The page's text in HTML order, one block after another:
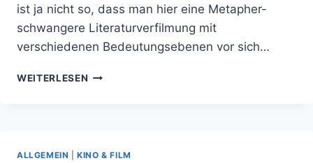
ist ja nicht so, dass man hier eine Metapher-
schwangere Literaturverfilmung mit
verschiedenen Bedeutungsebenen vor sich…
WEITERLESEN FILMKRITIK:
ALLGEMEIN |KINO & FILM